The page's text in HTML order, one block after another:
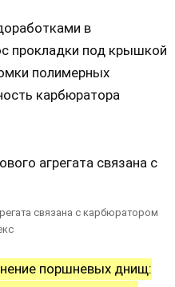
в
прокладки под крышкой
полимерных
карбюратора
связана с карбюратором
поршневых днищ: